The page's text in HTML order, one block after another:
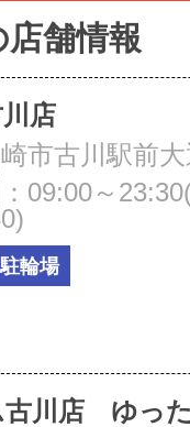
舗情報
店
市古川駅前
09:00～
駐輪場
古川店 ゆっ